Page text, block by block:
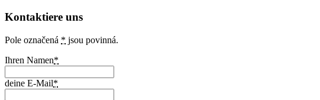
Kontaktiere uns
Pole označená * jsou povinná.
Ihren Namen*
deine E-Mail*